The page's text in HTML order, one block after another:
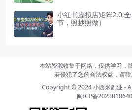
小红书虚拟店矩阵2.0,
节，照抄照做）
本站资源收集于网络，仅供学习，
若侵犯了您的合法权益，请联
Copyright © 2024小西米副业 -
闽ICP备